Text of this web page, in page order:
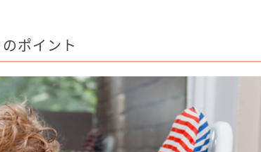
ポイント